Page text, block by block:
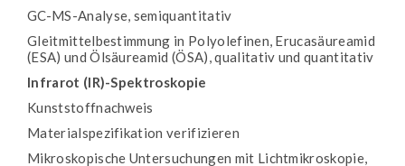
GC-MS-Analyse, semiquantitativ
Gleitmittelbestimmung in Polyolefinen, Erucasäureamid
(ESA) und Ölsäureamid (ÖSA), qualitativ und quantitativ
Infrarot (IR)-Spektroskopie
Kunststoffnachweis
Materialspezifikation verifizieren
Mikroskopische Untersuchungen mit Lichtmikroskopie,